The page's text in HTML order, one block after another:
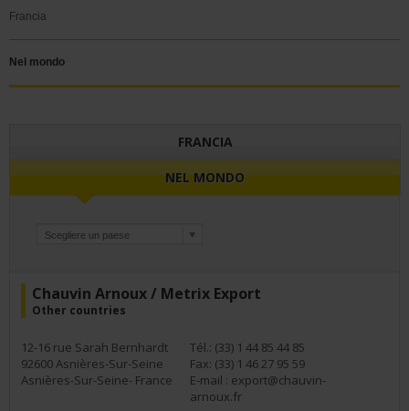
Francia
Nel mondo
FRANCIA
NEL MONDO
Chauvin Arnoux / Metrix Export
Other countries
12-16 rue Sarah Bernhardt
92600 Asnières-Sur-Seine
Asnières-Sur-Seine- France
Tél.: (33) 1 44 85 44 85
Fax: (33) 1 46 27 95 59
E-mail : export@chauvin-
arnoux.fr